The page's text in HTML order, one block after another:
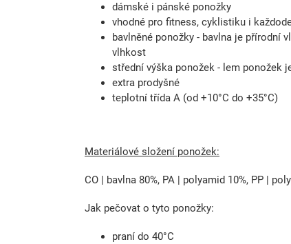
dámské i pánské ponožky
vhodné pro fitness, cyklistiku i
bavlněné ponožky - bavlna je přírodní
vlhkost
střední výška ponožek - lem ponožek
extra prodyšné
teplotní třída A (od +10°C do +35°C)
Materiálové složení ponožek:
CO | bavlna 80%, PA | polyamid 10%, PP |
Jak pečovat o tyto ponožky:
praní do 40°C